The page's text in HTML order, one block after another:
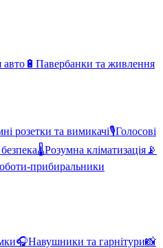
авто 🔋 Павербанки та живлення
розетки та вимикачі🎙️Голосові
🌡️Розумна кліматизація 📡
прибиральники
🎧Навушники та гарнітури📸